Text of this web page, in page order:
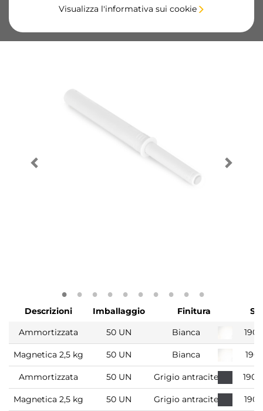
Visualizza l'informativa sui cookie
Descrizioni Imballaggio Finitura
Ammortizzata
50 UN Bianca
Magnetica 2,5 kg 50 UN Bianca
Ammortizzata 50 UN Grigio antracite
Magnetica 2,5 kg 50 UN Grigio antracite